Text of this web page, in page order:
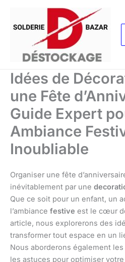
contenu
Idées de
une Fête
Guide Expert
Ambiance
Inoubliable
Organiser une fête
inévitablement par une
Que ce soit pour un enfant, un
l’ambiance festive est le cœur
article, nous explorerons des
transformer tout espace en un
Nous aborderons également
les astuces pour optimiser